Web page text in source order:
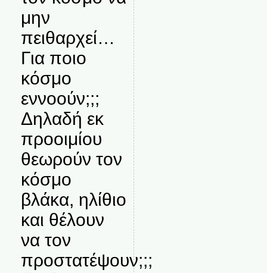
μην
πειθαρχεί…
Για ποιο
κόσμο
εννοούν;;;
Δηλαδή εκ
προοιμίου
θεωρούν τον
κόσμο
βλάκα, ηλίθιο
και θέλουν
να τον
προστατέψουν;;;